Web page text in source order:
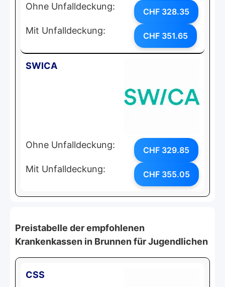
Ohne Unfalldeckung: CHF 328.35
Mit Unfalldeckung: CHF 351.65
SWICA
Ohne Unfalldeckung: CHF 329.85
Mit Unfalldeckung: CHF 355.05
Preistabelle der empfohlenen
Krankenkassen in Brunnen für Jugendlichen
CSS